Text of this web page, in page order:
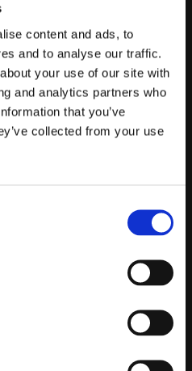
content and ads, to
and to analyse our traffic.
your use of our site with
and analytics partners who
that you’ve
collected from your use
Oss
343536
10.00-12.00